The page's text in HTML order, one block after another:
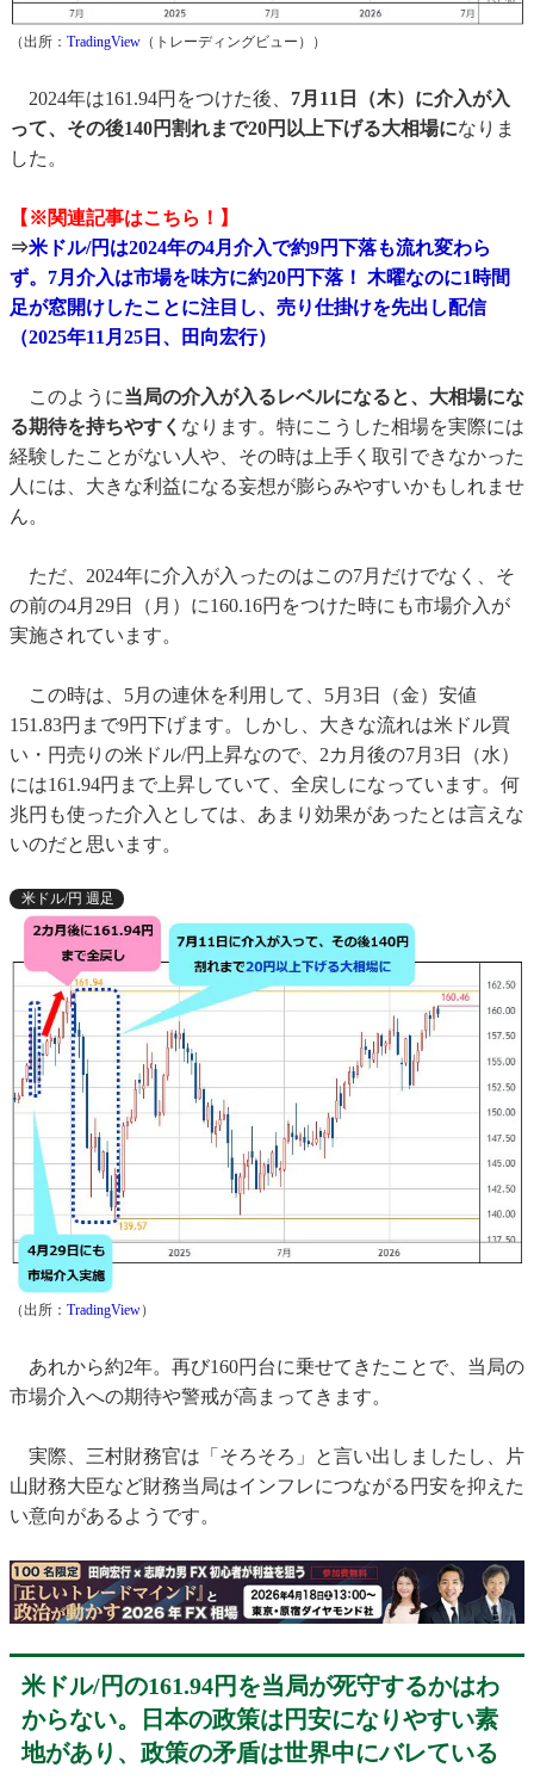
（出所： TradingView （トレーディングビュー））
2024年は161.94円をつけた後、 7月11日（木）に介入が入
って、その後140円割れまで20円以上下げる大相場になりま
した。
【※関連記事はこちら！】
⇒米ドル/円は2024年の4月介入で約9円下落も流れ変わら
ず。7月介入は市場を味方に約20円下落！ 木曜なのに1時間
足が窓開けしたことに注目し、売り仕掛けを先出し配信
（2025年11月25日、田向宏行）
このように当局の介入が入るレベルになると、大相場にな
る期待を持ちやすく なります。特にこうした相場を実際には
経験したことがない人や、その時は上手く取引できなかった
人には、大きな利益になる妄想が膨らみやすいかもしれませ
ん。
ただ、2024年に介入が入ったのはこの7月だけでなく、そ
の前の4月29日（月）に160.16円をつけた時にも市場介入が
実施されています。
この時は、5月の連休を利用して、5月3日（金）安値
151.83円まで9円下げます。しかし、大きな流れは米ドル買
い・円売りの米ドル/円上昇なので、2カ月後の7月3日（水）
には161.94円まで上昇していて、全戻しになっています。何
兆円も使った介入としては、あまり効果があったとは言えな
いのだと思います。
米ドル/円 週足
（出所： TradingView）
あれから約2年。再び160円台に乗せてきたことで、当局の
市場介入への期待や警戒が高まってきます。
実際、三村財務官は「そろそろ」と言い出しましたし、片
山財務大臣など財務当局はインフレにつながる円安を抑えた
い意向があるようです。
米ドル/円の161.94円を当局が死守するかはわ
からない。日本の政策は円安になりやすい素
地があり、政策の矛盾は世界中にバレている